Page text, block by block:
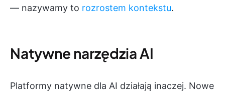
— nazywamy to rozrostem kontekstu.
Natywne narzędzia AI
Platformy natywne dla AI działają inaczej. Nowe